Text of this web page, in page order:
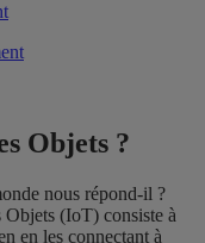
Objets ?
nous répond-il ?
Objets (IoT) consiste à
en les connectant à